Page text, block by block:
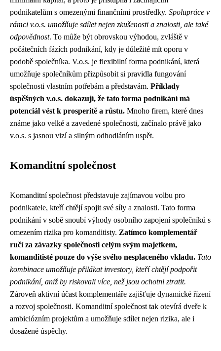
podnikatelům s omezenými finančními prostředky. Spolupráce v
rámci v.o.s. umožňuje sdílet nejen zkušenosti a znalosti, ale také
odpovědnost. To může být obrovskou výhodou, zvláště v
počátečních fázích podnikání, kdy je důležité mít oporu v
podobě společníka. V.o.s. je flexibilní forma podnikání, která
umožňuje společníkům přizpůsobit si pravidla fungování
společnosti vlastním potřebám a představám. Příklady
úspěšných v.o.s. dokazují, že tato forma podnikání má
potenciál vést k prosperitě a růstu. Mnoho firem, které dnes
známe jako velké a zavedené společnosti, začínalo právě jako
v.o.s. s jasnou vizí a silným odhodláním uspět.
Komanditní společnost
Komanditní společnost představuje zajímavou volbu pro
podnikatele, kteří chtějí spojit své síly a znalosti. Tato forma
podnikání v sobě snoubí výhody osobního zapojení společníků s
omezením rizika pro komanditisty. Zatímco komplementář
ručí za závazky společnosti celým svým majetkem,
komanditisté pouze do výše svého nesplaceného vkladu. Tato
kombinace umožňuje přilákat investory, kteří chtějí podpořit
podnikání, aniž by riskovali více, než jsou ochotni ztratit.
Zároveň aktivní účast komplementáře zajišťuje dynamické řízení
a rozvoj společnosti. Komanditní společnost tak otevírá dveře k
ambiciózním projektům a umožňuje sdílet nejen rizika, ale i
dosažené úspěchy.